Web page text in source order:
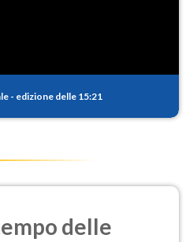
- edizione delle 15:21
delle